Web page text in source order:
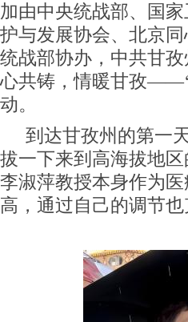
加由中央统战部、国
护与发展协会、北京
统战部协办， 中共甘孜
心共铸，情暖甘孜——‘
动。
到达甘孜州的第一
拔一下来到高海拔地
李淑萍教授本身作为
高，通过自己的调节